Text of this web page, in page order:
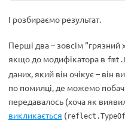
І розбираємо результат.
Перші два – зовсім “грязний
якщо до модифікатора в
даних, який він очікує – він
по помилці, де можемо
передавалось (хоча як
викликається (